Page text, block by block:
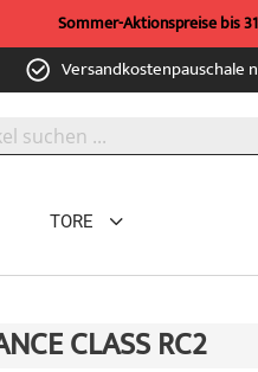
Sommer-Aktionspreise bis
Versandkostenpauschale
TORE
CLASS RC2